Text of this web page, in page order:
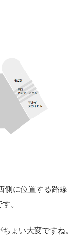
側に位置する路線
。
ょい大変ですね。